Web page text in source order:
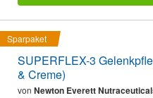
Sparpaket
SUPERFLEX-3
& Creme)
von Newton Everett